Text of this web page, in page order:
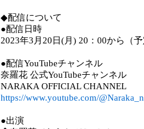
◆配信について
●配信日時
2023年3月20日(月) 20：00から（
●配信YouTubeチャンネル
奈羅花 公式YouTubeチャンネル
NARAKA OFFICIAL CHANNEL
https://www.youtube.com/
●出演